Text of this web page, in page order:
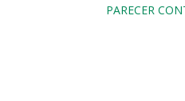
PARECER